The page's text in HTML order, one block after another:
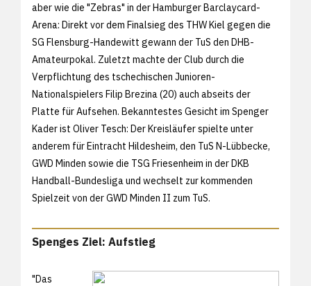
aber wie die "Zebras" in der Hamburger Barclaycard-
Arena: Direkt vor dem Finalsieg des THW Kiel gegen die
SG Flensburg-Handewitt gewann der TuS den DHB-
Amateurpokal. Zuletzt machte der Club durch die
Verpflichtung des tschechischen Junioren-
Nationalspielers Filip Brezina (20) auch abseits der
Platte für Aufsehen. Bekanntestes Gesicht im Spenger
Kader ist Oliver Tesch: Der Kreisläufer spielte unter
anderem für Eintracht Hildesheim, den TuS N-Lübbecke,
GWD Minden sowie die TSG Friesenheim in der DKB
Handball-Bundesliga und wechselt zur kommenden
Spielzeit von der GWD Minden II zum TuS.
Spenges Ziel: Aufstieg
"Das